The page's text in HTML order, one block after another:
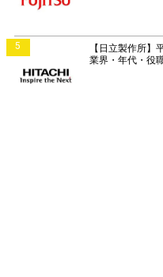
5
【日立製作所】
業界・年代・役